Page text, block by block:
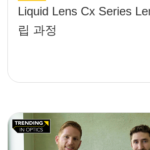
Liquid Lens Cx Series
립 과정